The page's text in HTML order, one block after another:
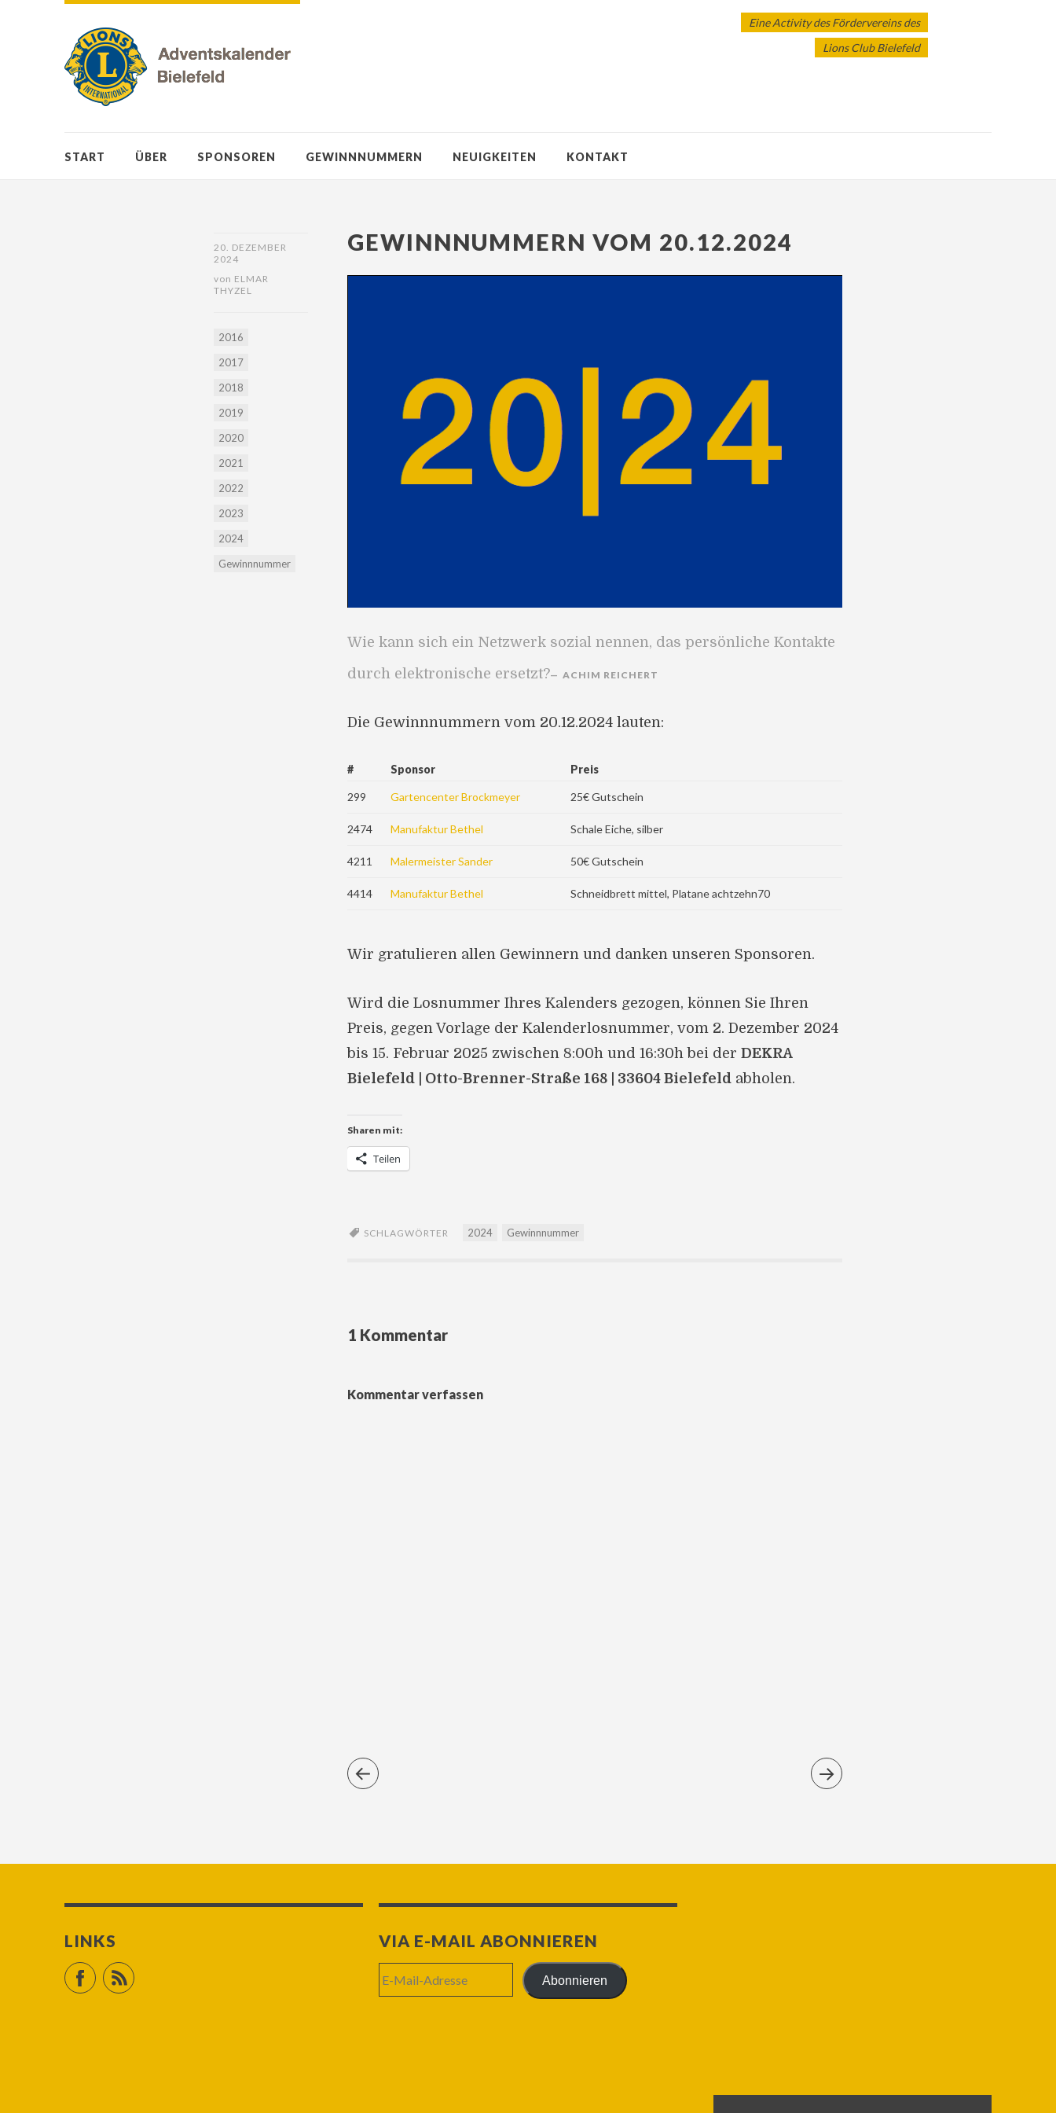
Eine Activity des Fördervereins des
Lions Club Bielefeld
START ÜBER SPONSOREN GEWINNNUMMERN NEUIGKEITEN KONTAKT
20. DEZEMBER
2024
von ELMAR
THYZEL
2016
2017
2018
2019
2020
2021
2022
2023
2024
Gewinnnummer
GEWINNNUMMERN VOM 20.12.2024
Wie kann sich ein Netzwerk sozial nennen, das persönliche Kontakte
durch elektronische ersetzt?
ACHIM REICHERT
Die Gewinnnummern vom 20.12.2024 lauten:
# Sponsor Preis
299 Gartencenter Brockmeyer 25€ Gutschein
2474 Manufaktur Bethel Schale Eiche, silber
4211 Malermeister Sander 50€ Gutschein
4414 Manufaktur Bethel Schneidbrett mittel, Platane achtzehn70
Wir gratulieren allen Gewinnern und danken unseren Sponsoren.
Wird die Losnummer Ihres Kalenders gezogen, können Sie Ihren
Preis, gegen Vorlage der Kalenderlosnummer, vom 2. Dezember 2024
bis 15. Februar 2025 zwischen 8:00h und 16:30h bei der DEKRA
Bielefeld | Otto-Brenner-Straße 168 | 33604 Bielefeld abholen.
Sharen mit:
Teilen
SCHLAGWÖRTER 2024 Gewinnnummer
1 Kommentar
Kommentar verfassen
LINKS
FacebookRSS Feed
VIA E-MAIL ABONNIEREN
Mail-
Adresse
Abonnieren